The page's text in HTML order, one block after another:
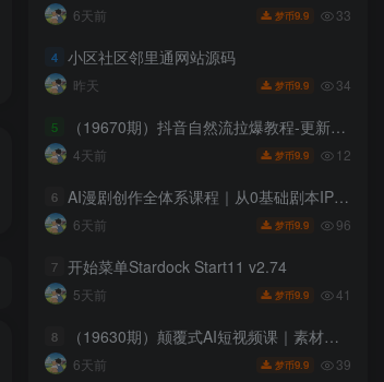
6天前 梦币9.9 33
4 小区社区邻里通网站源码
昨天 梦币9.9 34
5 （19670期）抖音自然流拉爆教程-更新7月：做懂流量的主播，新规适配+持续更新，话术+投放+起号一站式实战教学
4天前 梦币9.9 12
6 AI漫剧创作全体系课程｜从0基础剧本IP到批量爆款漫剧成片落地，打造属于自己的可变现的专属漫剧IP
6天前 梦币9.9 96
7 开始菜单Stardock Start11 v2.74
5天前 梦币9.9 41
8 （19630期）颠覆式AI短视频课｜素材挖掘，AI修图，视频重绘，人声处理｜电商实体带货引流全流程实操教学
6天前 梦币9.9 39